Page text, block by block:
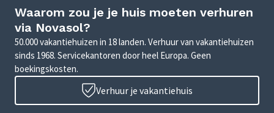
Waarom zou je je huis moeten verhuren
via Novasol?
50.000 vakantiehuizen in 18 landen. Verhuur van vakantiehuizen
sinds 1968. Servicekantoren door heel Europa. Geen
boekingskosten.
Verhuur je vakantiehuis